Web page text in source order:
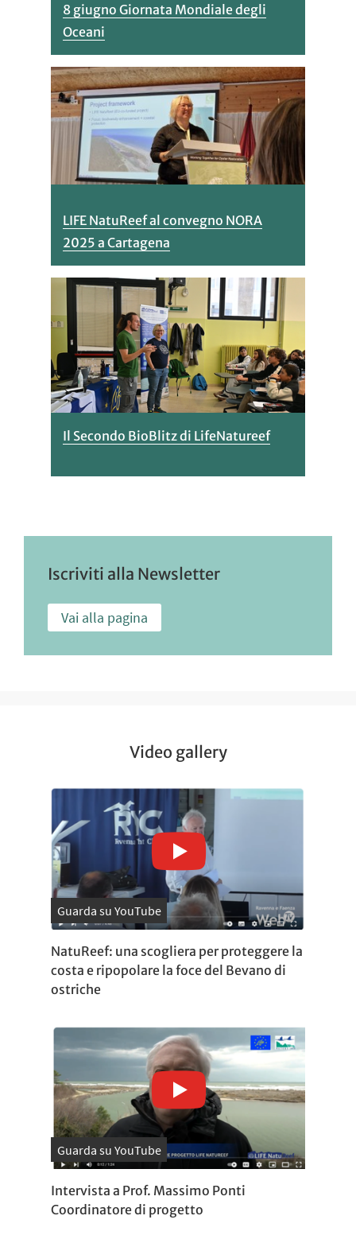
8 giugno Giornata Mondiale degli
Oceani
LIFE NatuReef al convegno NORA
2025 a Cartagena
Il Secondo BioBlitz di LifeNatureef
Iscriviti alla Newsletter
Vai alla pagina
Video gallery
Guarda su YouTube
NatuReef: una scogliera per proteggere la
costa e ripopolare la foce del Bevano di
ostriche
Guarda su YouTube
Intervista a Prof. Massimo Ponti
Coordinatore di progetto